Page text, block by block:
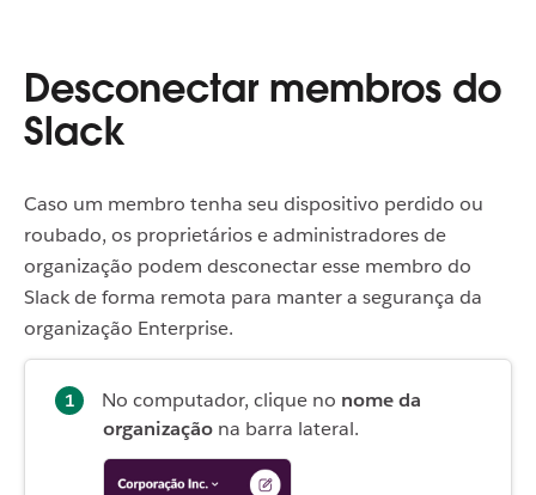
Desconectar membros do
Slack
Caso um membro tenha seu dispositivo perdido ou
roubado, os proprietários e administradores de
organização podem desconectar esse membro do
Slack de forma remota para manter a segurança da
organização Enterprise.
No computador, clique no nome da
organização na barra lateral.